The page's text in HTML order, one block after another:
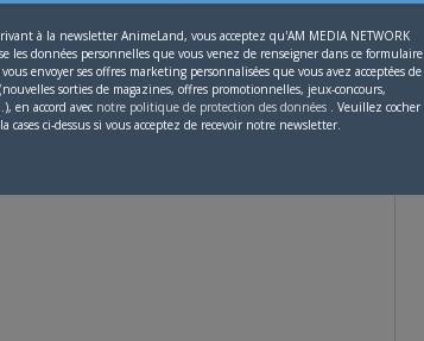
(le manga original a été placé dans la période
l’histoire dans le domaine de Tosa. L’avant-
telles que Sakamoto Ryōma, ainsi que les
à la newsletter AnimeLand, vous acceptez qu'AM MEDIA NETWORK
les données personnelles que vous venez de renseigner dans ce formulaire
envoyer ses offres marketing personnalisées que vous avez acceptées de
sorties de magazines, offres promotionnelles, jeux-concours,
en accord avec notre politique de protection des données . Veuillez cocher
la cases ci-dessus si vous acceptez de recevoir notre newsletter.